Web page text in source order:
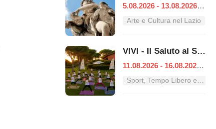
5.08.2026 - 13.08.2026
|
Arte e Cultura nel Lazio
VIVI - Il Saluto al Sole
11.08.2026 - 16.08.2026
Sport, Tempo Libero e Divertimento nel Lazio